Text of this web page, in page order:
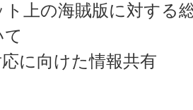
上の海賊版に対する
に向けた情報共有